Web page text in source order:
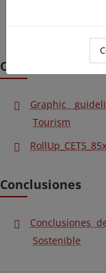
Otros
Graphic
Tourism
Conclusiones
Conclusiones
Sostenible